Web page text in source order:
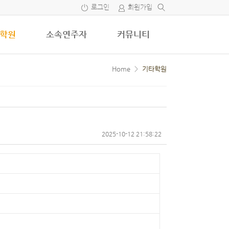
로그인 회원가입
원 소속연주자 커뮤니티
Home > 기타학원
2025-10-12 21:58:22